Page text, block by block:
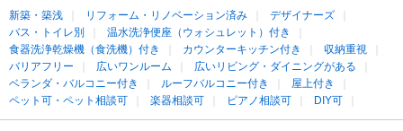
新築・築浅 リフォーム・リノベーション済み
デザイナーズ
バス・トイレ別
温水洗浄便座（ウォシュレット）付き
食器洗浄乾燥機（食洗機）付き
カウンターキッチン付き
収納重視
バリアフリー
広いワンルーム
広いリビング・ダイニングがある
ベランダ・バルコニー付き
ルーフバルコニー付き
屋上付き
ペット可・ペット相談可
楽器相談可 ピアノ相談可 DIY可